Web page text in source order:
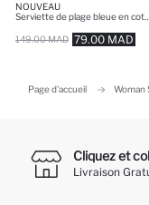
NOUVEAU
79.00 MAD
149.00 MAD
Page d'accueil Woman
Cliquez et
Livraison